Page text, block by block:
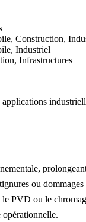
Construction,
Industriel
Infrastructures
ou dommages
le PVD ou le
opérationnelle.